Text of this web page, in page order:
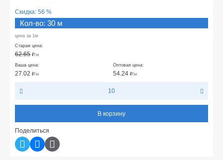
Скидка: 56 %
Кол-во: 30 м
цена за 1м
Старая цена:
62.65 ₽/м
Ваша цена:
27.02 ₽/м
Оптовая цена:
54.24 ₽/м
10
В корзину
Поделиться